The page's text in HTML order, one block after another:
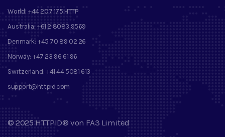
World: +44 207 175 HTTP
Australia: +61 2 8083 9569
Denmark: +45 70 89 02 26
Norway: +47 23 96 61 96
Switzerland: +41 44 5081 613
support@httpid.com
©2025 HTTPID®von FA3 Limited